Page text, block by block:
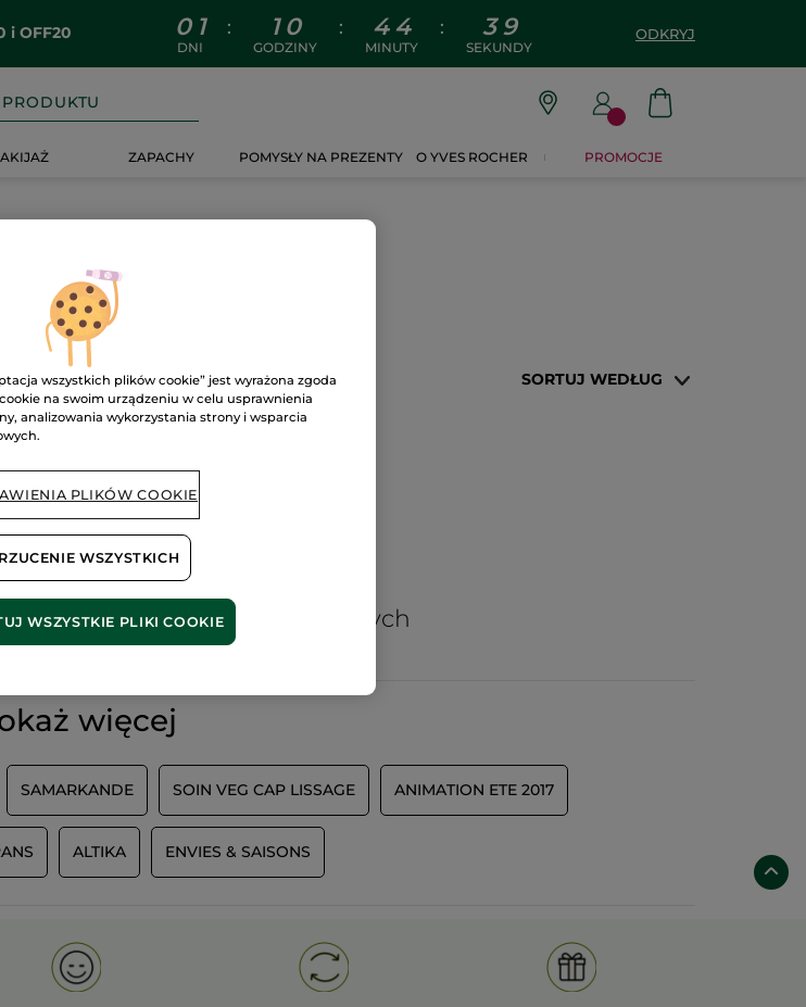
i OFF20 0 1
DNI
: 1 0
GODZINY
: 4 4
MINUTY
: 3 9
SEKUNDY
ODKRYJ
ZAPACHY POMYSŁY NA PREZENTY O YVES ROCHER PROMOCJE
SORTUJ WEDŁUG
60 hektarów
pól organicznych
więcej
SAMARKANDE SOIN VEG CAP LISSAGE ANIMATION ETE 2017
ALTIKA ENVIES & SAISONS
wszystkich plików cookie” jest wyrażona zgoda
na swoim urządzeniu w celu usprawnienia
analizowania wykorzystania strony i wsparcia
PLIKÓW COOKIE
WSZYSTKICH
WSZYSTKIE PLIKI COOKIE